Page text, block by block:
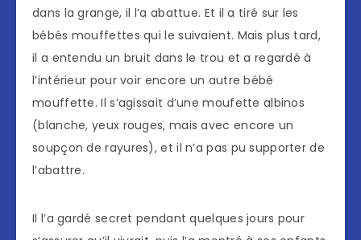
dans la grange, il l’a abattue. Et il a tiré sur les
bébés mouffettes qui le suivaient. Mais plus tard,
il a entendu un bruit dans le trou et a regardé à
l’intérieur pour voir encore un autre bébé
mouffette. Il s’agissait d’une moufette albinos
(blanche, yeux rouges, mais avec encore un
soupçon de rayures), et il n’a pas pu supporter de
l’abattre.
Il l’a gardé secret pendant quelques jours pour